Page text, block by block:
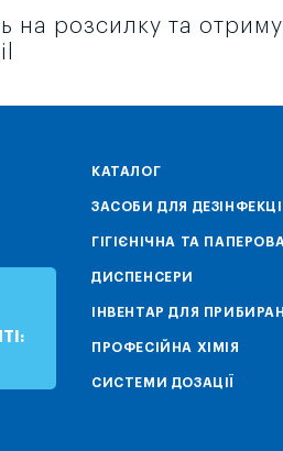
на розсилку та
КАТАЛОГ
ЗАСОБИ ДЛЯ ДЕЗІНФЕКЦІЇ
ГІГІЄНІЧНА ТА
ДИСПЕНСЕРИ
ІНВЕНТАР ДЛЯ
ПРОФЕСІЙНА ХІМІЯ
СИСТЕМИ ДОЗАЦІЇ